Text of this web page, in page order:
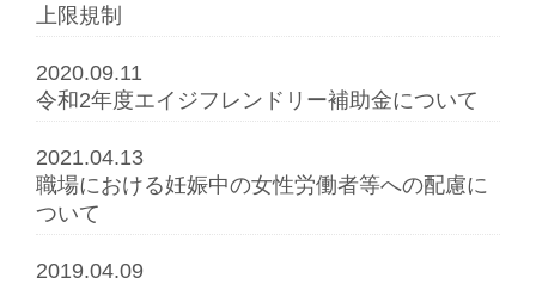
上限規制
2020.09.11
令和2年度エイジフレンドリー補助金について
2021.04.13
職場における妊娠中の女性労働者等への配慮に
ついて
2019.04.09